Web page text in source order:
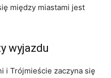
między miastami jest
wyjazdu
i Trójmieście zaczyna się